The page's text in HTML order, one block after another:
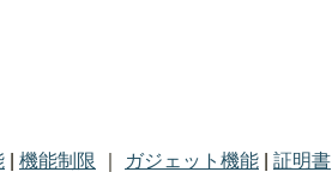
機能制限 ガジェット機能 証明書